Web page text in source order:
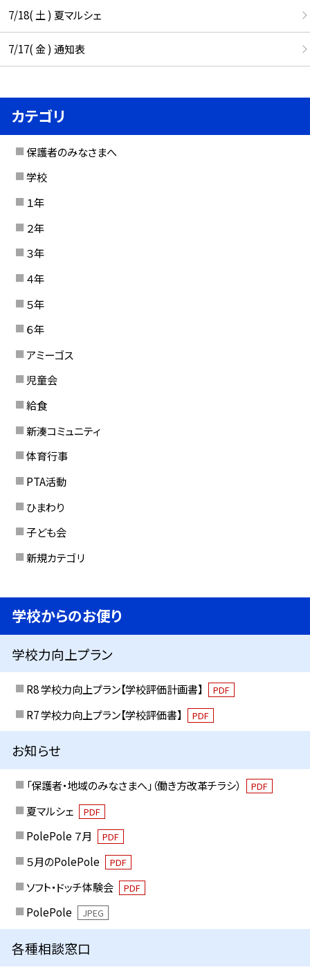
7/18( 土 ) 夏マルシェ
7/17( 金 ) 通知表
カテゴリ
保護者のみなさまへ
学校
１年
２年
３年
４年
５年
６年
アミーゴス
児童会
給食
新湊コミュニティ
体育行事
PTA活動
ひまわり
子ども会
新規カテゴリ
学校からのお便り
学校力向上プラン
R8 学校力向上プラン【学校評価計画書】 PDF
R7 学校力向上プラン【学校評価書】 PDF
お知らせ
「保護者・地域のみなさまへ」（働き方改革チラシ） PDF
夏マルシェ PDF
PolePole ７月 PDF
５月のPolePole PDF
ソフト・ドッチ体験会 PDF
PolePole JPEG
各種相談窓口